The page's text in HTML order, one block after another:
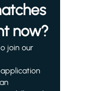
now?
join our